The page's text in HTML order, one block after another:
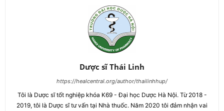
Dược sĩ Thái Linh
https://healcentral.org/author/thailinhhup/
Tôi là Dược sĩ tốt nghiệp khóa K69 - Đại học Dược Hà Nội. Từ 2018 -
2019, tôi là Dược sĩ tư vấn tại Nhà thuốc. Năm 2020 tôi đảm nhận vai